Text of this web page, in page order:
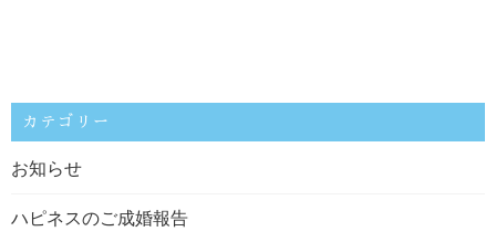
カテゴリー
お知らせ
ハピネスのご成婚報告